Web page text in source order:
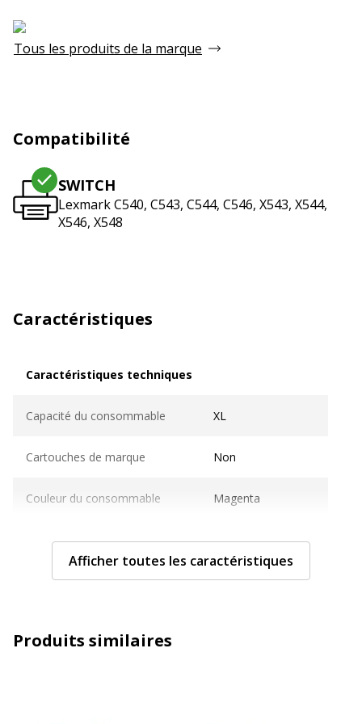
Tous les produits de la marque
Compatibilité
SWITCH
Lexmark C540, C543, C544, C546, X543, X544,
X546, X548
Caractéristiques
Caractéristiques techniques
Capacité du consommable XL
Cartouches de marque Non
Couleur du consommable Magenta
Nombre de pages imprimables 2000 pages
Compatible avec technologie Laser
Afficher toutes les caractéristiques
Produits similaires